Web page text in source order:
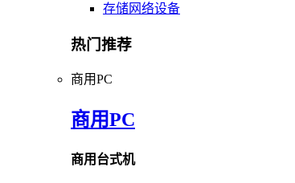
存储网络设备
热门推荐
商用PC
商用PC
商用台式机